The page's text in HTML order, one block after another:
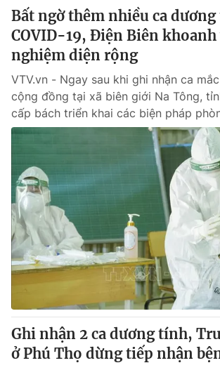
Góc doanh nghiệp
Truyền hình
Phim VTV
Hậu trường
Nhân vật
Khán giả
Giải trí
Điện ảnh
Âm nhạc
Đời sống
Du lịch
Chất lượng cuộc sống
Giáo dục
Tuyển sinh
Học trực tuyến
Công nghệ
Hitech Công nghệ tương lai
Sản phẩm
Thị trường
Giao lưu trực tuyến
Lịch phát sóng
Chuyên mục khác
Emagazine Podcast
Bất ngờ thêm nhiều ca
COVID-19, Điện Biên
nghiệm diện rộng
VTV.vn - Ngay sau khi ghi nhận ca
cộng đồng tại xã biên giới Na Tông,
cấp bách triển khai các biện pháp
Ghi nhận 2 ca dương tính,
ở Phú Thọ dừng tiếp nhận